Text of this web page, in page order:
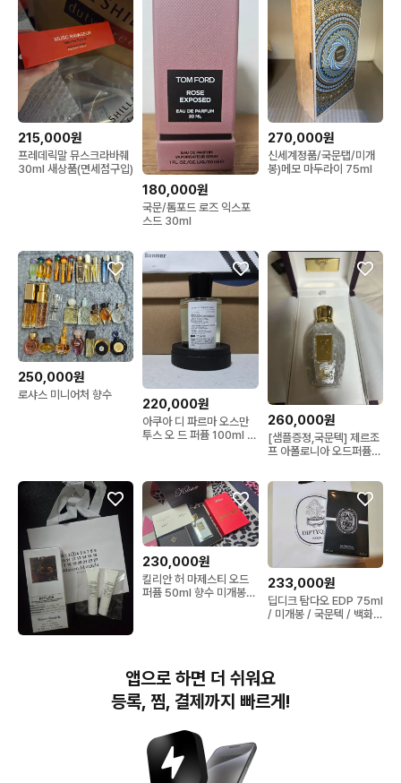
215,000원
프레데릭말 뮤스크라바줴
30ml 새상품(면세점구입)
180,000원
국문/톰포드 로즈 익스포
스드 30ml
270,000원
신세계정품/국문탭/미개
봉)메모 마두라이 75ml
250,000원
로샤스 미니어처 향수
220,000원
아쿠아 디 파르마 오스만
투스 오 드 퍼퓸 100ml 팝
260,000원
[샘플증정,국문텍] 제르조
프 아폴로니아 오드퍼퓸
뜨왈렛 100ml + 샘플 2
230,000원
킬리안 허 마제스티 오드
퍼퓸 50ml 향수 미개봉
233,000원
딥디크 탐다오 EDP 75ml
/ 미개봉 / 국문텍 / 백화점
앱으로 하면 더 쉬워요
등록, 찜, 결제까지 빠르게!